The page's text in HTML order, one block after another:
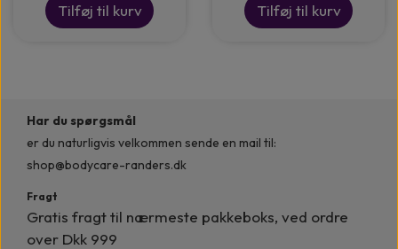
Tilføj til kurv Tilføj til kurv
Har du spørgsmål
er du naturligvis velkommen sende en mail til:
shop@bodycare-randers.dk
Fragt
Gratis fragt til nærmeste pakkeboks, ved ordre
over Dkk 999